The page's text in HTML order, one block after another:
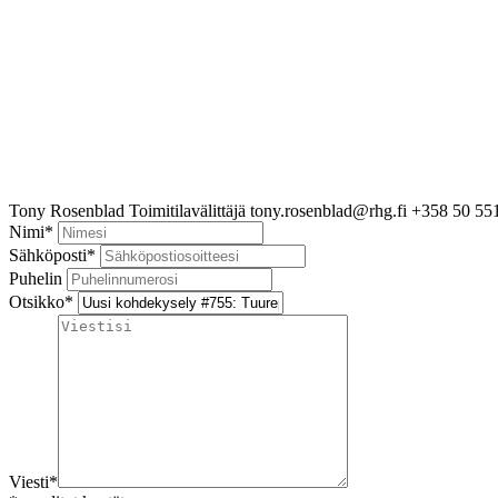
Tony Rosenblad Toimitilavälittäjä tony.rosenblad@rhg.fi +358 50
Nimi*
Sähköposti*
Puhelin
Otsikko*
Viesti*